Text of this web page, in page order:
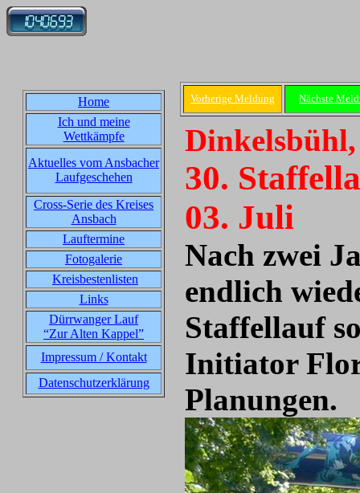
Home
Ich und meine
Wettkämpfe
Aktuelles vom Ansbacher
Laufgeschehen
Cross-Serie des Kreises
Ansbach
Lauftermine
Fotogalerie
Kreisbestenlisten
Links
Dürrwanger Lauf
“Zur Alten Kappel”
Impressum / Kontakt
Datenschutzerklärung
Vorherige Meldung Nächste
Dinkelsbühl,
30.
03. Juli
Nach zwei
endlich
Staffellauf
Initiator
Planungen.